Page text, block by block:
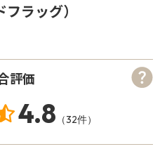
ラッグ）
評価
4.8 （32件）